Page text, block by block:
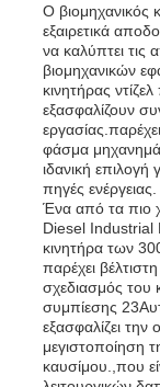
Αρχική Σελίδα
Προϊόντα
Βίντεο
Ο βιομηχανικός
εξαιρετικά
να καλύπτει τις
βιομηχανικών
κινητήρας
εξασφαλίζουν
φάσμα
ιδανική επιλογή
πηγές ενέργειας.
Ένα από τα πιο
Diesel Industrial
κινητήρα των
παρέχει
σχεδιασμός του
συμπίεσης
εξασφαλίζει την
μεγιστοποίηση
καυσίμου.,που